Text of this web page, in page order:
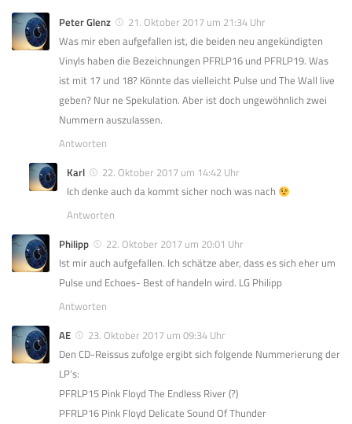
Peter Glenz
21. Oktober 2017 um 21:34 Uhr
Was mir eben aufgefallen ist, die beiden neu angekündigten
Vinyls haben die Bezeichnungen PFRLP16 und PFRLP19. Was
ist mit 17 und 18? Könnte das vielleicht Pulse und The Wall live
geben? Nur ne Spekulation. Aber ist doch ungewöhnlich zwei
Nummern auszulassen.
Antworten
Karl
22. Oktober 2017 um 14:42 Uhr
Ich denke auch da kommt sicher noch was nach
Antworten
Philipp
22. Oktober 2017 um 20:01 Uhr
Ist mir auch aufgefallen. Ich schätze aber, dass es sich eher um
Pulse und Echoes- Best of handeln wird. LG Philipp
Antworten
AE
23. Oktober 2017 um 09:34 Uhr
Den CD-Reissus zufolge ergibt sich folgende Nummerierung der
LP’s:
PFRLP15 Pink Floyd The Endless River (?)
PFRLP16 Pink Floyd Delicate Sound Of Thunder